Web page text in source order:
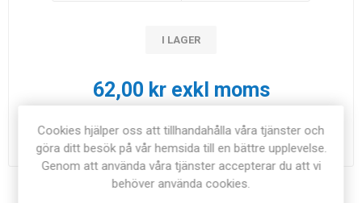
I LAGER
62,00 kr exkl moms
LÄGG I KUNDVAGN
Cookies hjälper oss att tillhandahålla våra tjänster och
göra ditt besök på vår hemsida till en bättre upplevelse.
Genom att använda våra tjänster accepterar du att vi
behöver använda cookies.